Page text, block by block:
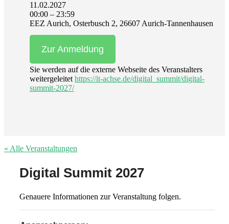
11.02.2027
00:00 – 23:59
EEZ Aurich, Osterbusch 2, 26607 Aurich-Tannenhausen
Zur Anmeldung
Sie werden auf die externe Webseite des Veranstalters
weitergeleitet https://it-achse.de/digital_summit/digital-
summit-2027/
« Alle Veranstaltungen
Digital Summit 2027
Genauere Informationen zur Veranstaltung folgen.